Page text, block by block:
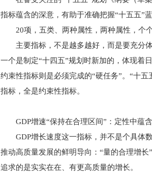
指标蕴含的深意，有助于准确把握“十五五”
20项，五类、两种属性，两种属性，个
主要指标，不是越多越好，而是要充分
一个是制定“十四五”规划时新加的，体现着
约束性指标则是必须完成的“硬任务”。“十
指标，全是约束性指标。
GDP增速“保持在合理区间”：定性中蕴
GDP增长速度这一指标，并不是个具体
推动高质量发展的鲜明导向：“量的合理增
追求的是实实在在、有更高质量的增长。